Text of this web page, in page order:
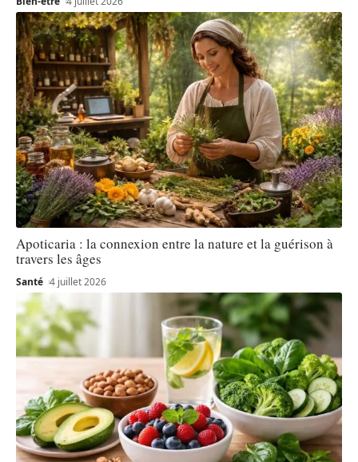
Apoticaria : la connexion entre la nature et la guérison à
travers les âges
Santé 4 juillet 2026